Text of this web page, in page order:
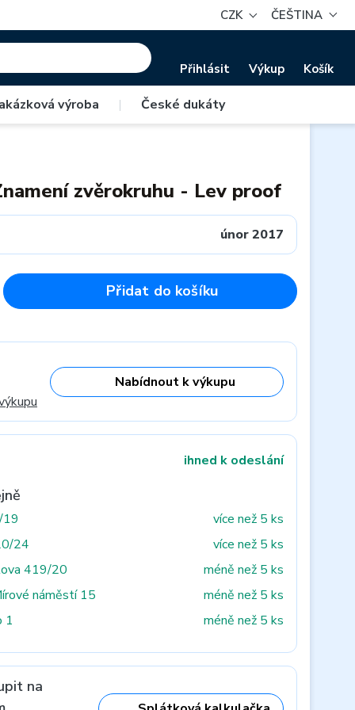
CZK ČEŠTINA
Přihlásit Výkup Košík
výroba | České dukáty
zvěrokruhu - Lev proof
únor 2017
Přidat do košíku
Nabídnout k výkupu
ihned k odeslání
19
více než 5 ks
24
více než 5 ks
419/20
méně než 5 ks
náměstí 15
méně než 5 ks
1
méně než 5 ks
na